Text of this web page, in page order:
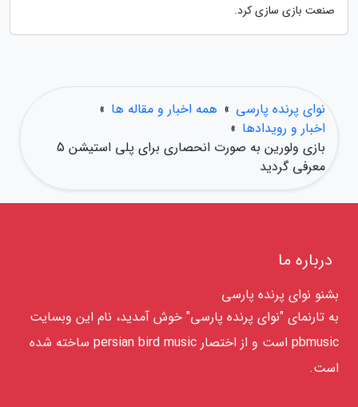
صنعت بازی سازی کرد.
نوای پرنده پارسی » همه اخبار و مقاله ها »
اخبار و رویدادها »
بازی ولورین به صورت انحصاری برای پلی استیشن 5
معرفی گردید
درباره ما
بشنو نوای پرنده پارسی
به تارنمای "نوای پرنده پارسی" خوش آمدید، نام این وبسایت
pbmusic است و از اختصار persian bird music ساخته شده
است.